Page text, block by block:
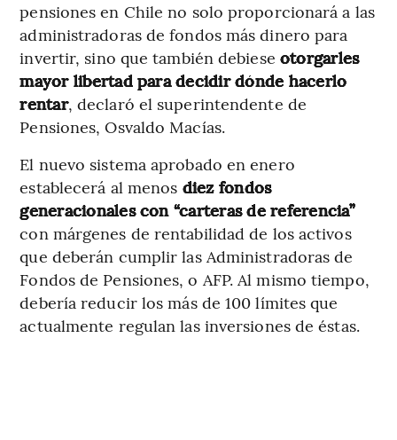
pensiones en Chile no solo proporcionará a las
administradoras de fondos más dinero para
invertir, sino que también debiese otorgarles
mayor libertad para decidir dónde hacerlo
rentar, declaró el superintendente de
Pensiones, Osvaldo Macías.
El nuevo sistema aprobado en enero
establecerá al menos diez fondos
generacionales con “carteras de referencia”
con márgenes de rentabilidad de los activos
que deberán cumplir las Administradoras de
Fondos de Pensiones, o AFP. Al mismo tiempo,
debería reducir los más de 100 límites que
actualmente regulan las inversiones de éstas.